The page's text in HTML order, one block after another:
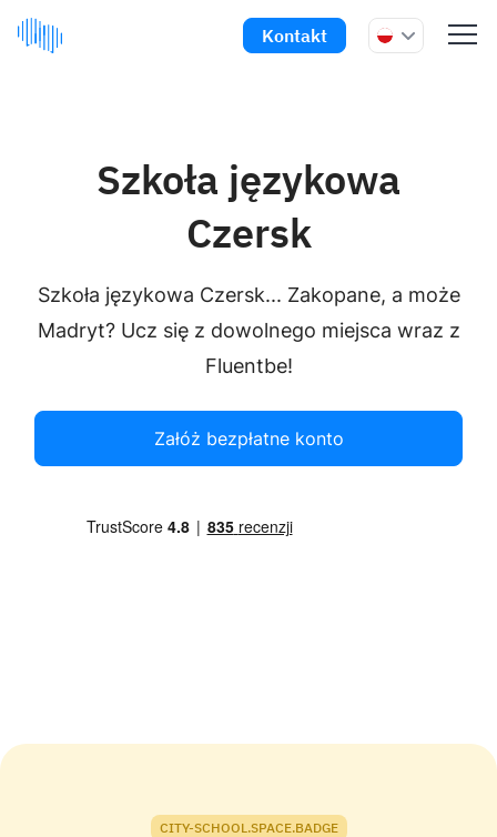
Kontakt
Szkoła językowa
Czersk
Szkoła językowa Czersk... Zakopane, a może
Madryt? Ucz się z dowolnego miejsca wraz z
Fluentbe!
Załóż bezpłatne konto
CITY-SCHOOL.SPACE.BADGE